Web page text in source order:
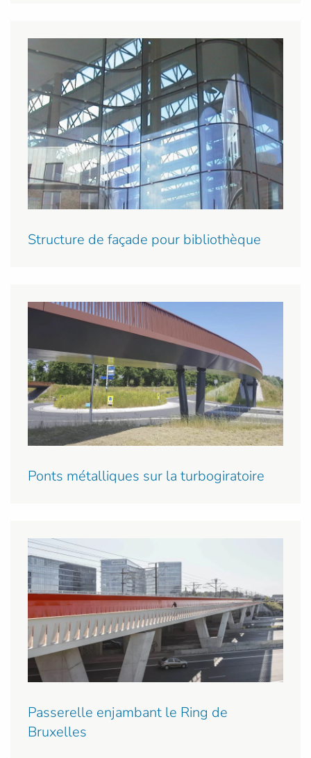
Structure de façade pour bibliothèque
Ponts métalliques sur la turbogiratoire
Passerelle enjambant le Ring de
Bruxelles